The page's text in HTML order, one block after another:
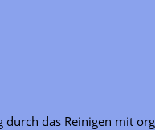
durch das Reinigen mit